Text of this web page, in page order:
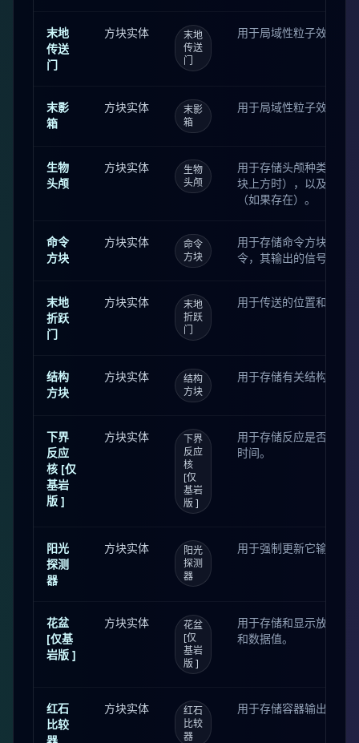
末地
传送
门
方块实体
末地
传送
门
用于局域性粒子效果。
末影
箱
方块实体
末影
箱
用于局域性粒子效果。
生物
头颅
方块实体
生物
头颅
用于存储头颅种类，朝
块上方时），以及头颅
（如果存在）。
命令
方块
方块实体
命令
方块
用于存储命令方块的种
令，其输出的信号强度
末地
折跃
门
方块实体
末地
折跃
门
用于传送的位置和是否
结构
方块
方块实体
结构
方块
用于存储有关结构的信
下界
反应
核 [仅
基岩
版 ]
方块实体
下界
反应
核
[仅
基岩
版 ]
用于存储反应是否开始
时间。
阳光
探测
器
方块实体
阳光
探测
器
用于强制更新它输出的
花盆
[仅基
岩版 ]
方块实体
花盆
[仅
基岩
版 ]
用于存储和显示放在其
和数据值。
红石
比较
方块实体
红石
比较
器
用于存储容器输出信号